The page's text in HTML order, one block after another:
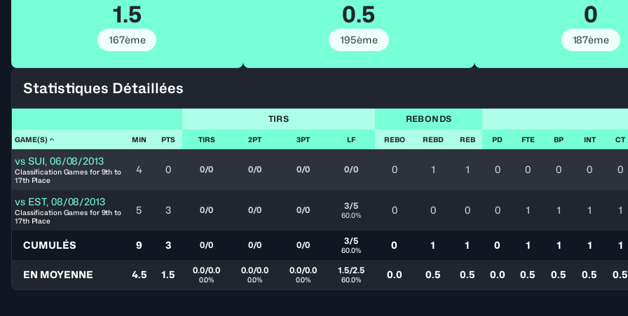
1.5
167ème
0.5
195ème
0
187ème
Statistiques Détaillées
TIRS REBONDS
GAME(S) MIN PTS TIRS 2PT 3PT LF REBO REBD REB PD FTE BP INT CT
vs SUI, 06/08/2013
Classification Games for 9th to
17th Place
4 0 0/0 0/0 0/0 0/0 0 1 1 0 0 0 0 0
vs EST, 08/08/2013
Classification Games for 9th to
17th Place
5 3 0/0 0/0 0/0 3/5
60.0% 0 0 0 0 1 1 1 1
CUMULÉS 9 3 0/0 0/0 0/0 3/5
60.0% 0 1 1 0 1 1 1 1
EN MOYENNE 4.5 1.5 0.0/0.0
0.0%
0.0/0.0
0.0%
0.0/0.0
0.0%
1.5/2.5
60.0% 0.0 0.5 0.5 0.0 0.5 0.5 0.5 0.5